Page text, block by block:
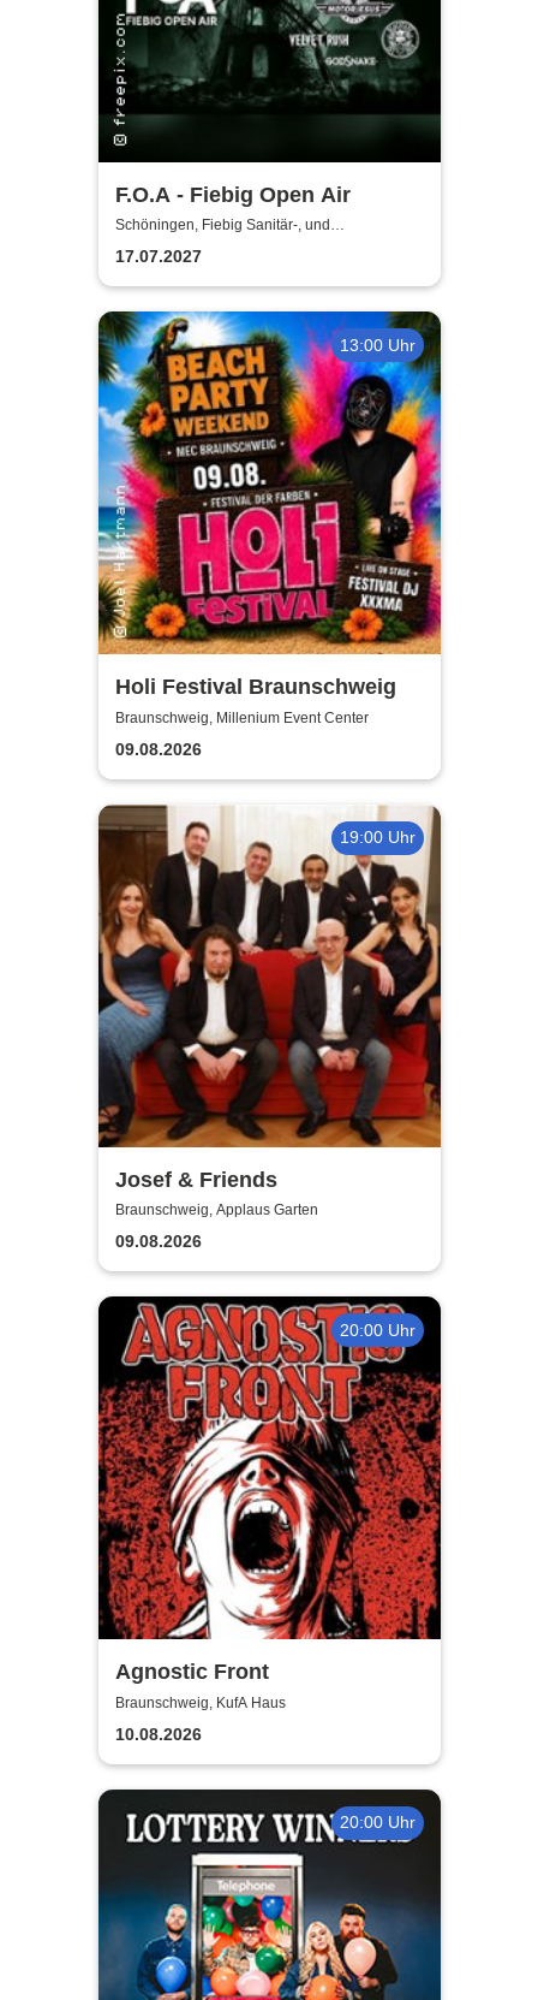
F.O.A - Fiebig Open Air
Schöningen, Fiebig Sanitär-, und
Heizungstechnik
17.07.2027
13:00 Uhr
Holi Festival Braunschweig
Braunschweig, Millenium Event Center
09.08.2026
19:00 Uhr
Josef & Friends
Braunschweig, Applaus Garten
09.08.2026
20:00 Uhr
Agnostic Front
Braunschweig, KufA Haus
10.08.2026
20:00 Uhr